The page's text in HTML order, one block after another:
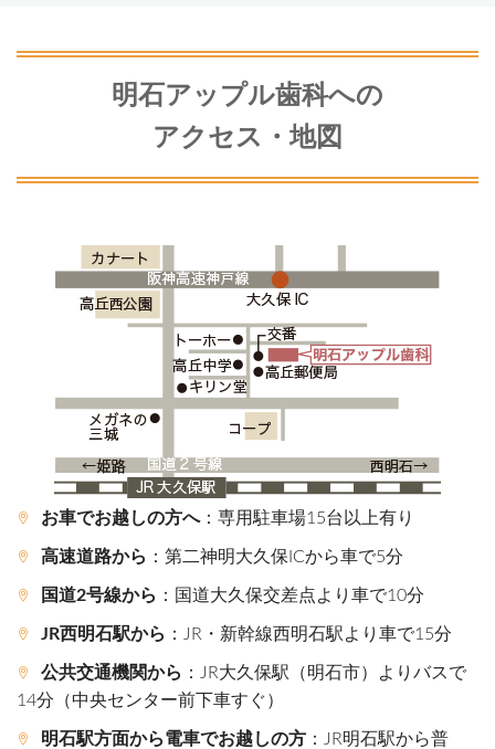
明石アップル歯科への
アクセス・地図
お車でお越しの方へ：専用駐車場15台以上有り
高速道路から ：第二神明大久保ICから車で5分
国道2号線から ：国道大久保交差点より車で10分
JR西明石駅から ：JR・新幹線西明石駅より車で15分
公共交通機関から ：JR大久保駅（明石市）よりバスで
14分（中央センター前下車すぐ）
明石駅方面から電車でお越しの方 ：JR明石駅から普